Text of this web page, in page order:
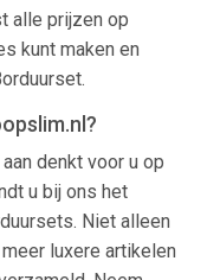
alle prijzen op
kunt maken en
denkt voor u op
u bij ons het
Niet alleen
luxere artikelen